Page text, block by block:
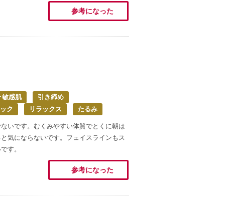
参考になった
敏感肌
引き締め
ク リラックス たるみ
いです。むくみやすい体質でとくに朝は
気にならないです。フェイスラインもス
す。
参考になった